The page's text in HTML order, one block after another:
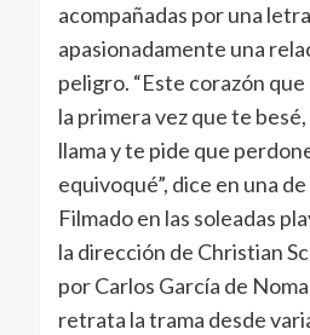
acompañadas por una
apasionadamente una
peligro. “Este corazón
la primera vez que te
llama y te pide que
equivoqué”, dice en una
Filmado en las soleadas
la dirección de Christian
por Carlos García de
retrata la trama desde